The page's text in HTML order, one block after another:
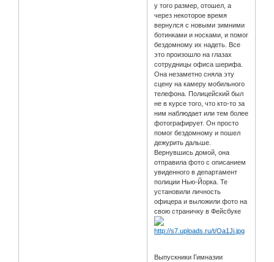
у того размер, отошел, а
через некоторое время
вернулся с новыми зимними
ботинками и носками, и помог
бездомному их надеть. Все
это произошло на глазах
сотрудницы офиса шерифа.
Она незаметно сняла эту
сцену на камеру мобильного
телефона. Полицейский был
не в курсе того, что кто-то за
ним наблюдает или тем более
фотографирует. Он просто
помог бездомному и пошел
дежурить дальше.
Вернувшись домой, она
отправила фото с описанием
увиденного в департамент
полиции Нью-Йорка. Те
установили личность
офицера и выложили фото на
свою страничку в Фейсбуке
Выпускники Гимназии